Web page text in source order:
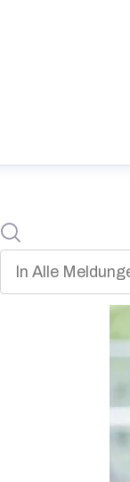
Suche
In alle meldungen